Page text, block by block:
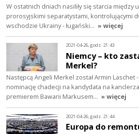
W ostatnich dniach nasiliły się starcia między
prorosyjskimi separatystami, kontrolującymi
wschodzie Ukrainy - ługański… » więcej
2021-04-26, godz. 21:43
Niemcy – kto
Merkel?
Następcą Angeli Merkel został Armin Laschet
nominację chadecji na kandydata na
premierem Bawarii Markusem… » więcej
2021-04-26, godz. 21:44
Europa do